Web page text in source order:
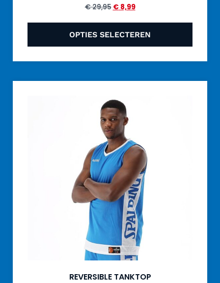
€29,95 €8,99
OPTIES SELECTEREN
REVERSIBLE TANKTOP